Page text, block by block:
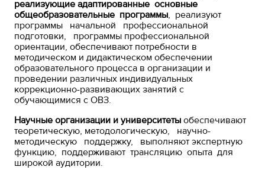
реализующие адаптированные основные
общеобразовательные программы, реализуют
программы начальной профессиональной
подготовки, программы профессиональной
ориентации, обеспечивают потребности в
методическом и дидактическом обеспечении
образовательного процесса в организации и
проведении различных индивидуальных
коррекционно-развивающих занятий с
обучающимися с ОВЗ.
Научные организации и университеты обеспечивают
теоретическую, методологическую, научно-
методическую поддержку, выполняют экспертную
функцию, поддерживают трансляцию опыта для
широкой аудитории.